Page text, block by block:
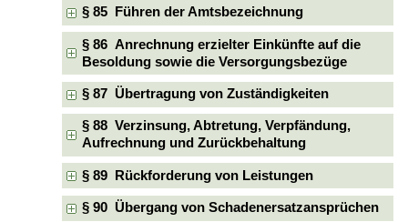
§ 85 Führen der Amtsbezeichnung
§ 86 Anrechnung erzielter Einkünfte auf die
Besoldung sowie die Versorgungsbezüge
§ 87 Übertragung von Zuständigkeiten
§ 88 Verzinsung, Abtretung, Verpfändung,
Aufrechnung und Zurückbehaltung
§ 89 Rückforderung von Leistungen
§ 90 Übergang von Schadenersatzansprüchen